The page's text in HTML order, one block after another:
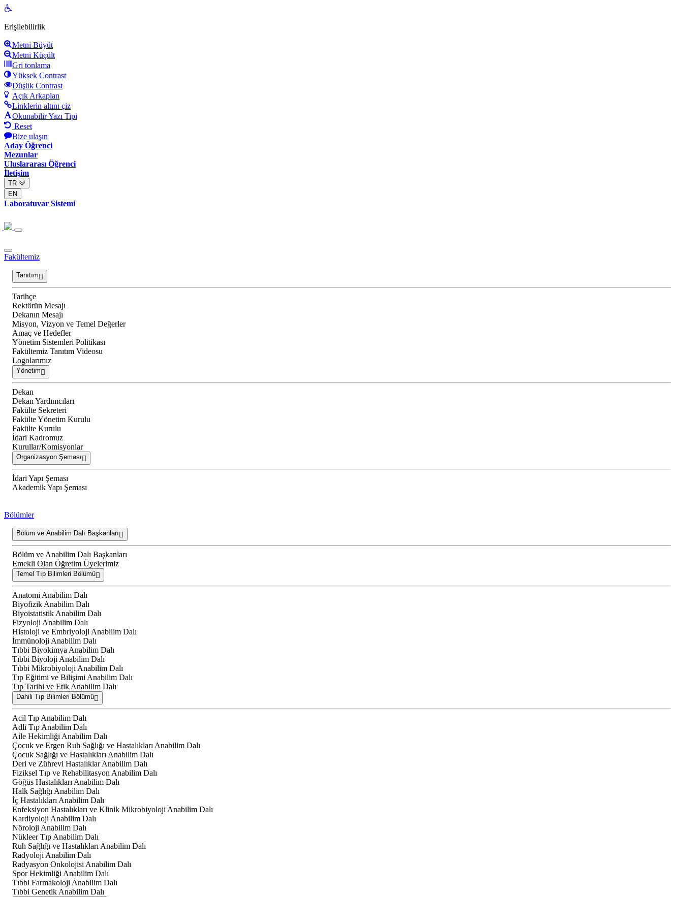
Open
Erişilebilirlik
Metni Büyüt
Metni Küçült
Gri tonlama
Yüksek Contrast
Düşük Contrast
Açık Arkaplan
Linklerin altını çiz
Okunabilir Yazı Tipi
Reset
Bize ulaşın
Aday Öğrenci
Mezunlar
Uluslararası Öğrenci
İletişim
TR
EN
Laboratuvar Sistemi
Fakültemiz
Tanıtım
Tarihçe
Rektörün Mesajı
Dekanın Mesajı
Misyon, Vizyon ve Temel Değerler
Amaç ve Hedefler
Yönetim Sistemleri Politikası
Fakültemiz Tanıtım Videosu
Logolarımız
Yönetim
Dekan
Dekan Yardımcıları
Fakülte Sekreteri
Fakülte Yönetim Kurulu
Fakülte Kurulu
İdari Kadromuz
Kurullar/Komisyonlar
Organizasyon Şeması
İdari Yapı Şeması
Akademik Yapı Şeması
Bölümler
Bölüm ve Anabilim Dalı Başkanları
Bölüm ve Anabilim Dalı Başkanları
Emekli Olan Öğretim Üyelerimiz
Temel Tıp Bilimleri Bölümü
Anatomi Anabilim Dalı
Biyofizik Anabilim Dalı
Biyoistatistik Anabilim Dalı
Fizyoloji Anabilim Dalı
Histoloji ve Embriyoloji Anabilim Dalı
İmmünoloji Anabilim Dalı
Tıbbi Biyokimya Anabilim Dalı
Tıbbi Biyoloji Anabilim Dalı
Tıbbi Mikrobiyoloji Anabilim Dalı
Tıp Eğitimi ve Bilişimi Anabilim Dalı
Tıp Tarihi ve Etik Anabilim Dalı
Dahili Tıp Bilimleri Bölümü
Acil Tıp Anabilim Dalı
Adli Tıp Anabilim Dalı
Aile Hekimliği Anabilim Dalı
Çocuk ve Ergen Ruh Sağlığı ve Hastalıkları Anabilim Dalı
Çocuk Sağlığı ve Hastalıkları Anabilim Dalı
Deri ve Zührevi Hastalıklar Anabilim Dalı
Fiziksel Tıp ve Rehabilitasyon Anabilim Dalı
Göğüs Hastalıkları Anabilim Dalı
Halk Sağlığı Anabilim Dalı
İç Hastalıkları Anabilim Dalı
Enfeksiyon Hastalıkları ve Klinik Mikrobiyoloji Anabilim Dalı
Kardiyoloji Anabilim Dalı
Nöroloji Anabilim Dalı
Nükleer Tıp Anabilim Dalı
Ruh Sağlığı ve Hastalıkları Anabilim Dalı
Radyoloji Anabilim Dalı
Radyasyon Onkolojisi Anabilim Dalı
Spor Hekimliği Anabilim Dalı
Tıbbi Farmakoloji Anabilim Dalı
Tıbbi Genetik Anabilim Dalı